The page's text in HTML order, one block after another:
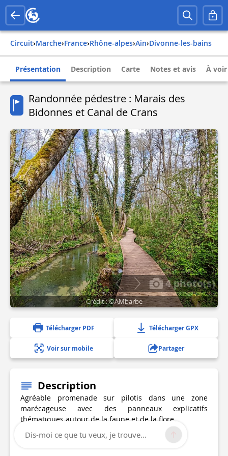
Circuit› Marche› france› rhône-alpes› ain› divonne-les-bains
Présentation Description Carte Notes et avis À
Randonnée pédestre : Marais des
Bidonnes et Canal de Crans
4 photo(s)
Crédit : ©AMbarbe
Télécharger PDF Télécharger GPX
Voir sur mobile Partager
Description
Agréable promenade sur pilotis dans une zone
marécageuse avec des panneaux explicatifs
thématiques autour de la faune et de la flore.
Départ : Divonne les Bains-Pont des Iles
Dis-moi ce que tu veux, je trouve...